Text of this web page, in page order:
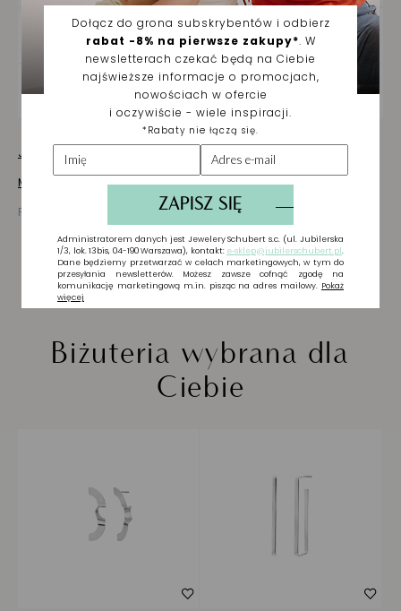
DOSTAWA ORAZ ZWROTY
ZAKUPY NA RATY
Jak dbać o biżuterię
Masz pytania? Zapytaj!
Prezentowana cena jest ceną brutto
Biżuteria wybrana dla
Ciebie